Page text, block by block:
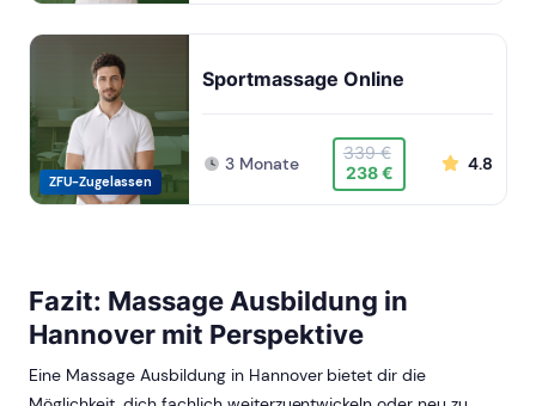
ZFU-Zugelassen
Sportmassage Online
3 Monate
339 €
238 €
4.8
Fazit: Massage Ausbildung in
Hannover mit Perspektive
Eine Massage Ausbildung in Hannover bietet dir die